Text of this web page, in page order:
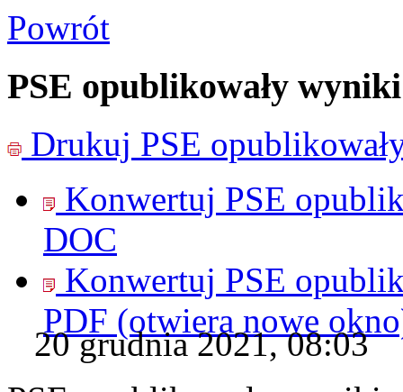
Powrót
PSE opublikowały
Drukuj PSE
Konwertuj PSE
DOC
Konwertuj PSE
PDF (otwiera nowe
20 grudnia 2021, 08:03